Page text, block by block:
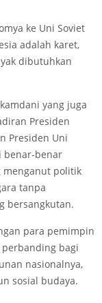
ke Uni Soviet
adalah karet,
dibutuhkan
yang juga
Presiden
Presiden Uni
benar-benar
menganut politik
tanpa
bersangkutan.
para pemimpin
bagi
nasionalnya,
sosial budaya.